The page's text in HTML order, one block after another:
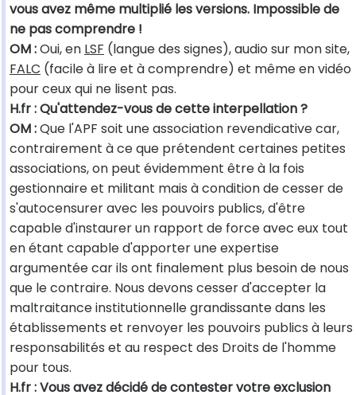
vous avez même multiplié les versions. Impossible de
ne pas comprendre !
OM :Oui, en LSF (langue des signes), audio sur mon site,
FALC (facile à lire et à comprendre) et même en vidéo
pour ceux qui ne lisent pas.
H.fr : Qu'attendez-vous de cette interpellation ?
OM :Que l'APF soit une association revendicative car,
contrairement à ce que prétendent certaines petites
associations, on peut évidemment être à la fois
gestionnaire et militant mais à condition de cesser de
s'autocensurer avec les pouvoirs publics, d'être
capable d'instaurer un rapport de force avec eux tout
en étant capable d'apporter une expertise
argumentée car ils ont finalement plus besoin de nous
que le contraire. Nous devons cesser d'accepter la
maltraitance institutionnelle grandissante dans les
établissements et renvoyer les pouvoirs publics à leurs
responsabilités et au respect des Droits de l'homme
pour tous.
H.fr : Vous avez décidé de contester votre exclusion